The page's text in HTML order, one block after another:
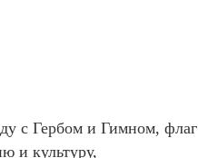
с Гербом и Гимном, флаг
и культуру,